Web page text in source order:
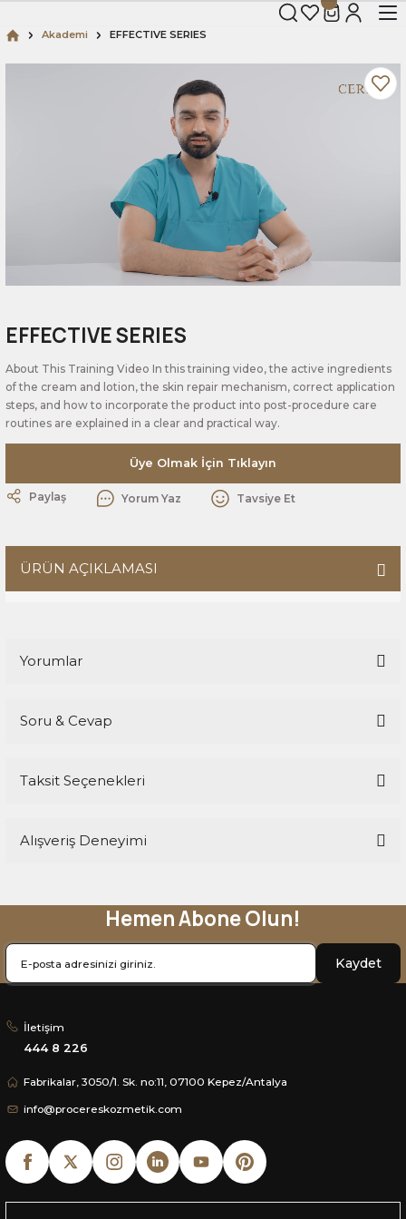
Akademi EFFECTIVE SERIES
EFFECTIVE SERIES
About This Training Video In this training video, the active ingredients
of the cream and lotion, the skin repair mechanism, correct application
steps, and how to incorporate the product into post-procedure care
routines are explained in a clear and practical way.
Üye Olmak İçin Tıklayın
Paylaş Yorum Yaz Tavsiye Et
ÜRÜN AÇIKLAMASI
Yorumlar
Soru & Cevap
Taksit Seçenekleri
Alışveriş Deneyimi
Sitemize ilk yorumu siz yapın!
Deneyimini Paylaş
Hemen Abone Olun!
Kaydet
İletişim
444 8 226
Fabrikalar, 3050/1. Sk. no:11, 07100 Kepez/Antalya
info@procereskozmetik.com